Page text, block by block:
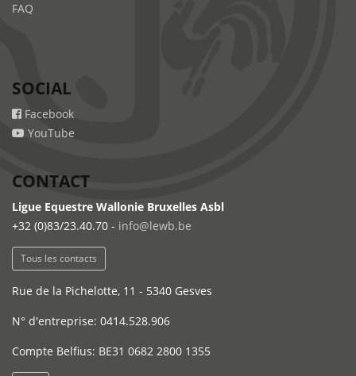
FAQ
SOCIAL
Facebook
YouTube
CONTACT
Ligue Equestre Wallonie Bruxelles Asbl
+32 (0)83/23.40.70 - info@lewb.be
Tous les contacts
Rue de la Pichelotte, 11 - 5340 Gesves
N° d'entreprise: 0414.528.906
Compte Belfius: BE31 0682 2800 1355